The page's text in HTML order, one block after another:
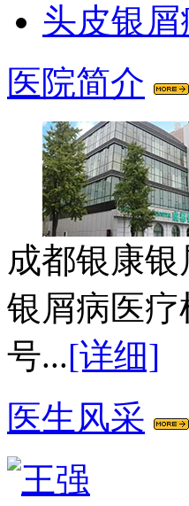
头皮银
医院简介
成都银康
银屑病医
号...[详细]
医生风采